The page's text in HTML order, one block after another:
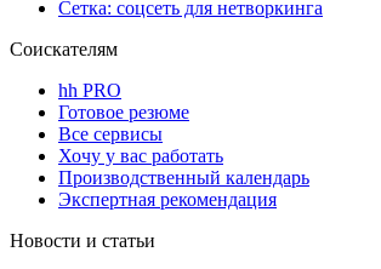
Сетка: соцсеть для нетворкинга
Соискателям
hh PRO
Готовое резюме
Все сервисы
Хочу у вас работать
Производственный календарь
Экспертная рекомендация
Новости и статьи